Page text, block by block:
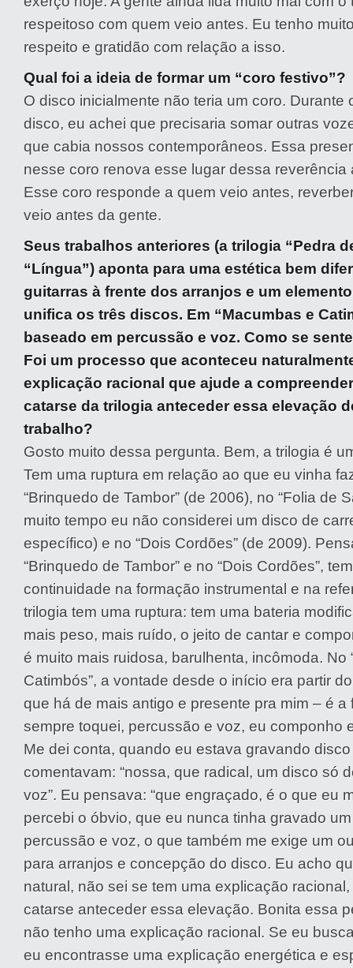
respeitoso com quem veio antes. Eu tenho
respeito e gratidão com relação a isso.
Qual foi a ideia de formar um “coro festivo”?
O disco inicialmente não teria um coro. Durante
disco, eu achei que precisaria somar outras
que cabia nossos contemporâneos. Essa
nesse coro renova esse lugar dessa reverência
Esse coro responde a quem veio antes,
veio antes da gente.
Seus trabalhos anteriores (a trilogia “Pedra
“Língua”) aponta para uma estética bem
guitarras à frente dos arranjos e um
unifica os três discos. Em “Macumbas e
baseado em percussão e voz. Como se
Foi um processo que aconteceu
explicação racional que ajude a
catarse da trilogia anteceder essa elevação
trabalho?
Gosto muito dessa pergunta. Bem, a trilogia é
Tem uma ruptura em relação ao que eu vinha
“Brinquedo de Tambor” (de 2006), no “Folia de
muito tempo eu não considerei um disco de
específico) e no “Dois Cordões” (de 2009).
“Brinquedo de Tambor” e no “Dois Cordões”,
continuidade na formação instrumental e na
trilogia tem uma ruptura: tem uma bateria
mais peso, mais ruído, o jeito de cantar e
é muito mais ruidosa, barulhenta, incômoda. No
Catimbós”, a vontade desde o início era partir
que há de mais antigo e presente pra mim – é a
sempre toquei, percussão e voz, eu componho
Me dei conta, quando eu estava gravando
comentavam: “nossa, que radical, um disco só
voz”. Eu pensava: “que engraçado, é o que eu
percebi o óbvio, que eu nunca tinha gravado
percussão e voz, o que também me exige um
para arranjos e concepção do disco. Eu acho
natural, não sei se tem uma explicação
catarse anteceder essa elevação. Bonita essa
não tenho uma explicação racional. Se eu
eu encontrasse uma explicação energética e